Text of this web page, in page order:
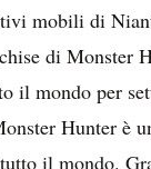
mobili di
di Monster
mondo per
Hunter è
il mondo.